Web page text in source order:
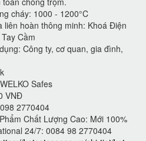
cháy: 1000 - 1200°C
liên hoàn thông minh: Khoá Điện
Cầm
Công ty, cơ quan, gia đình,
Safes
VNĐ
2770404
Chất Lượng Cao: Mới 100%
24/7: 0084 98 2770404